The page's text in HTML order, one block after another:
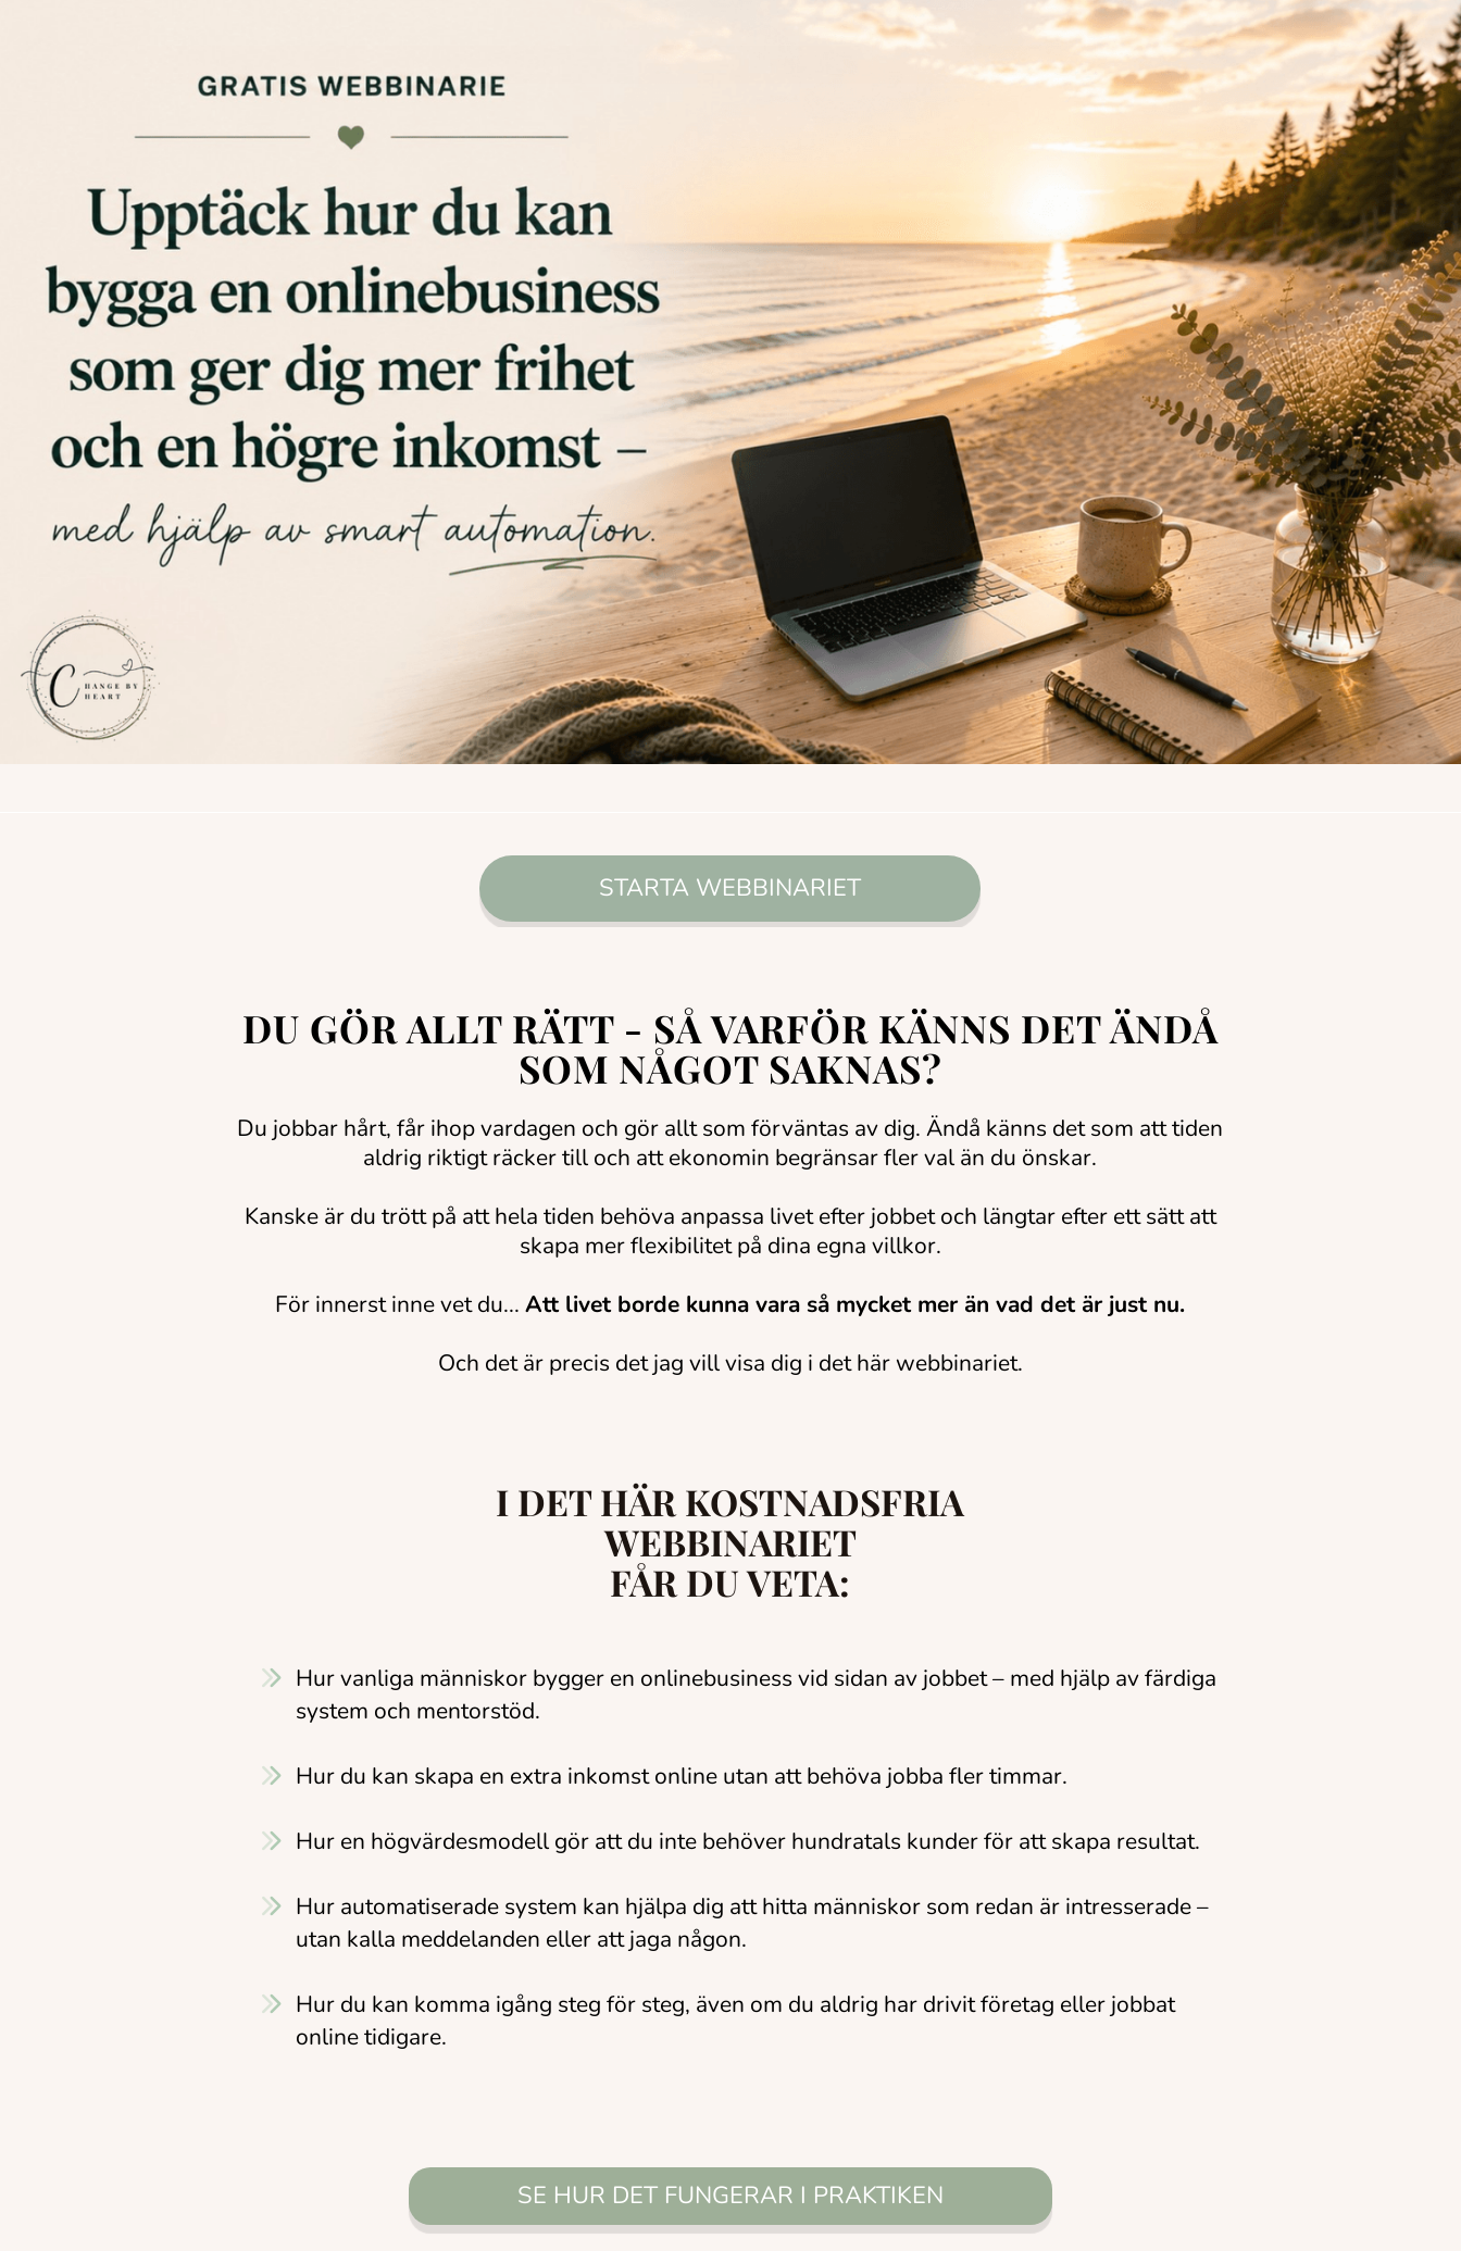
STARTA WEBBINARIET
DU GÖR ALLT RÄTT - SÅ VARFÖR KÄNNS DET ÄNDÅ
SOM NÅGOT SAKNAS?
Du jobbar hårt, får ihop vardagen och gör allt som förväntas av dig. Ändå känns det som att tiden
aldrig riktigt räcker till och att ekonomin begränsar fler val än du önskar.
Kanske är du trött på att hela tiden behöva anpassa livet efter jobbet och längtar efter ett sätt att
skapa mer flexibilitet på dina egna villkor.
För innerst inne vet du...Att livet borde kunna vara så mycket mer än vad det är just nu.
Och det är precis det jag vill visa dig i det här webbinariet.
I DET HÄR KOSTNADSFRIA
WEBBINARIET
FÅR DU VETA:
Hur vanliga människor bygger en onlinebusiness vid sidan av jobbet – med hjälp av färdiga
system och mentorstöd.
Hur du kan skapa en extra inkomst online utan att behöva jobba fler timmar.
Hur en högvärdesmodell gör att du inte behöver hundratals kunder för att skapa resultat.
Hur automatiserade system kan hjälpa dig att hitta människor som redan är intresserade –
utan kalla meddelanden eller att jaga någon.
Hur du kan komma igång steg för steg, även om du aldrig har drivit företag eller jobbat
online tidigare.
SE HUR DET FUNGERAR I PRAKTIKEN